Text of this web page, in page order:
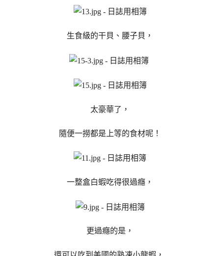
生食級的干貝、腰子貝，
太豪華了，
隨便一撈都是上等的食材呢！
一整盒白蝦吃得很過癮，
更過癮的是，